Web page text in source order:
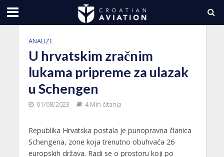
ANALIZE
U hrvatskim zračnim
lukama pripreme za ulazak
u Schengen
01/08/2023 4 Min čitanja
Republika Hrvatska postala je punopravna članica
Schengena, zone koja trenutno obuhvaća 26
europskih država. Radi se o prostoru koji po